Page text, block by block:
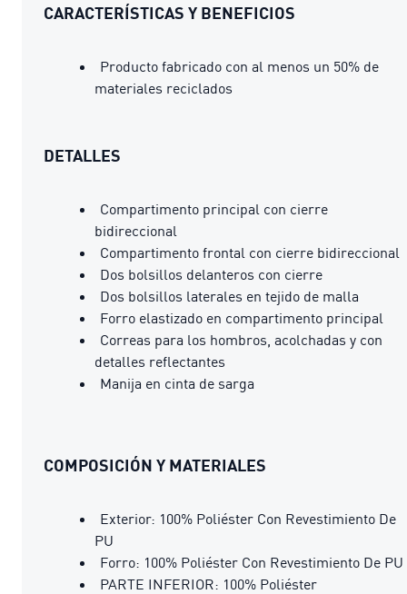
CARACTERÍSTICAS Y BENEFICIOS
Producto fabricado con al menos un 50% de
materiales reciclados
DETALLES
Compartimento principal con cierre
bidireccional
Compartimento frontal con cierre bidireccional
Dos bolsillos delanteros con cierre
Dos bolsillos laterales en tejido de malla
Forro elastizado en compartimento principal
Correas para los hombros, acolchadas y con
detalles reflectantes
Manija en cinta de sarga
COMPOSICIÓN Y MATERIALES
Exterior: 100% Poliéster Con Revestimiento De
PU
Forro: 100% Poliéster Con Revestimiento De PU
PARTE INFERIOR: 100% Poliéster